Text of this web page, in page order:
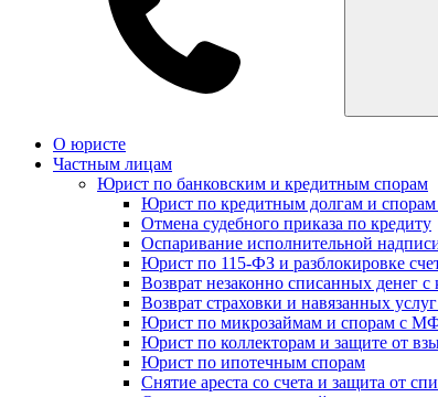
О юристе
Частным лицам
Юрист по банковским и кредитным спорам
Юрист по кредитным долгам и спорам
Отмена судебного приказа по кредиту
Оспаривание исполнительной
Юрист по 115-ФЗ и разблокировке
Возврат незаконно списанных денег с
Возврат страховки и навязанных
Юрист по микрозаймам и спорам с
Юрист по коллекторам и защите от
Юрист по ипотечным спорам
Снятие ареста со счета и защита от